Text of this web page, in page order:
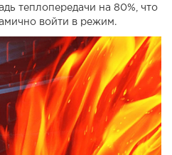
теплопередачи на 80%, что
войти в режим.